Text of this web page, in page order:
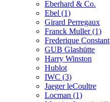
Eberhard & Co.
Ebel (1)
Girard Perregaux
Franck Muller(1)
Frederique Constant
GUB Glashütte
Harry Winston
Hublot
IWC (3)
Jaeger leCoultre
Locman (1)